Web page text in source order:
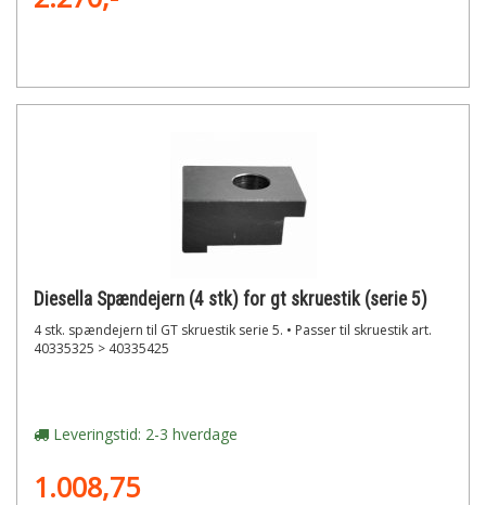
Diesella Spændejern (4 stk) for gt skruestik (serie 5)
4 stk. spændejern til GT skruestik serie 5. • Passer til skruestik art.
40335325 > 40335425
Leveringstid: 2-3 hverdage
1.008,75